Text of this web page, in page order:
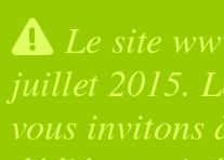
Le site
juillet 2015.
vous invitons